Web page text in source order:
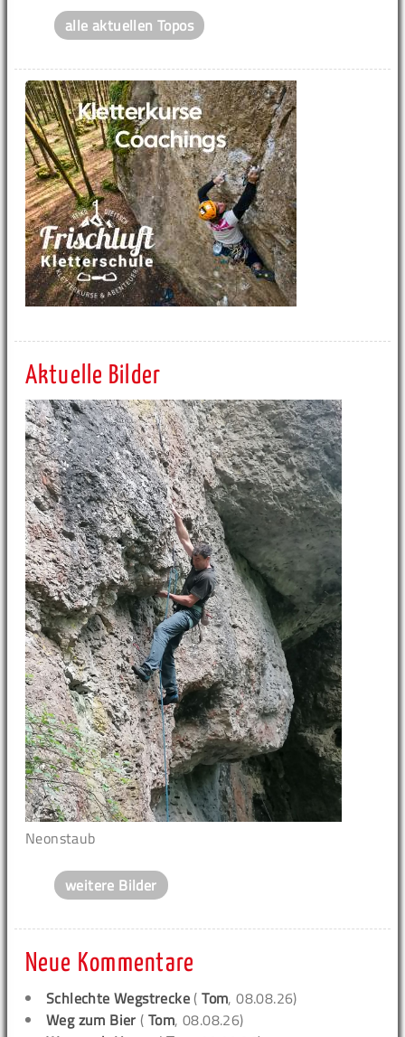
alle aktuellen Topos
Aktuelle Bilder
Neonstaub
weitere Bilder
Neue Kommentare
Schlechte Wegstrecke (Tom, 08.08.26)
Weg zum Bier (Tom, 08.08.26)